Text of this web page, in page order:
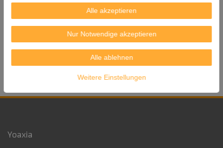
Extra lange Essstäbchen aus Bambus zum Wenden von Fleisch
und Gemüse oder Rühren im Wok.
Yoaxia
Alle akzeptieren
Nur Notwendige akzeptieren
Alle ablehnen
Weitere Einstellungen